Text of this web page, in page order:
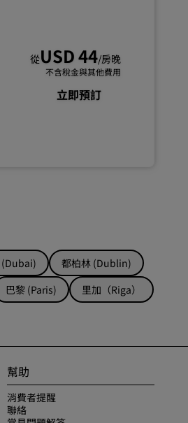
從USD 44/房晚
不含稅金與其他費用
立即預訂
都柏林 (Dublin)
巴黎 (Paris)
里加（Riga）
幫助
消費者提醒
聯絡